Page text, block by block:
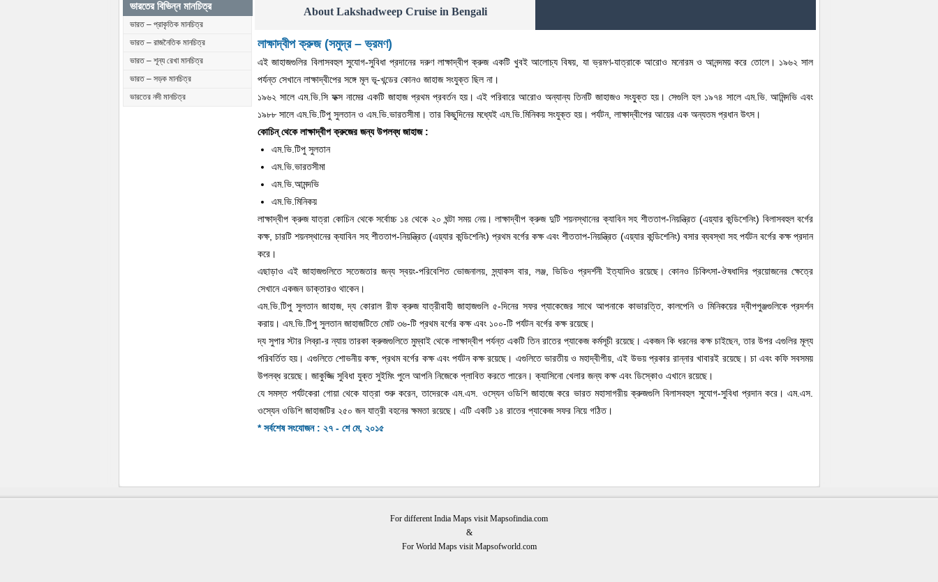
ভারতের বিভিন্ন মানচিত্র
ভারত – প্রাকৃতিক মানচিত্র
ভারত – রাজনৈতিক মানচিত্র
ভারত – শূন্য রেখা মানচিত্র
ভারত – সড়ক মানচিত্র
ভারতের নদী মানচিত্র
About Lakshadweep Cruise in Bengali
লাক্ষাদ্বীপ ক্রুজ (সমুদ্র – ভ্রমণ)
এই জাহাজগুলির বিলাসবহুল সুযোগ-সুবিধা প্রদানের দরুণ লাক্ষাদ্বীপ ক্রুজ একটি খুবই আলোচ্য বিষয়, যা ভ্রমণ-যাত্রাকে আরোও মনোরম ও আনন্দময় করে তোলে। ১৯৬২ সাল
পর্যন্ত সেখানে লাক্ষাদ্বীপের সঙ্গে মূল ভূ-খন্ডের কোনও জাহাজ সংযুক্ত ছিল না।
১৯৬২ সালে এম.ভি.সি ফক্স নামের একটি জাহাজ প্রথম প্রবর্তন হয়। এই পরিবারে আরোও অন্যান্য তিনটি জাহাজও সংযু্ক্ত হয়। সেগুলি হল ১৯৭৪ সালে এম.ভি. আমিন্দভি এবং
১৯৮৮ সালে এম.ভি.টিপু সুলতান ও এম.ভি.ভারতসীমা। তার কিছুদিনের মধ্যেই এম.ভি.মিনিকয় সংযুক্ত হয়। পর্যটন, লাক্ষাদ্বীপের আয়ের এক অন্যতম প্রধান উৎস।
কোচিন্ থেকে লাক্ষাদ্বীপ ক্রুজের জন্য উপলব্ধ জাহাজ :
এম.ভি.টিপু সুলতান
এম.ভি.ভারতসীমা
এম.ভি.আমন্দভি
এম.ভি.মিনিকয়
লাক্ষাদ্বীপ ক্রুজ যাত্রা কোচিন থেকে সর্বোচ্চ ১৪ থেকে ২০ ঘন্টা সময় নেয়। লাক্ষাদ্বীপ ক্রুজ দুটি শয়নস্থানের ক্যাবিন সহ শীততাপ-নিয়ন্ত্রিত (এয়্যার কন্ডিশেনিং) বিলাসবহুল বর্গের
কক্ষ, চারটি শয়নস্থানের ক্যাবিন সহ শীততাপ-নিয়ন্ত্রিত (এয়্যার কন্ডিশেনিং) প্রথম বর্গের কক্ষ এবং শীততাপ-নিয়ন্ত্রিত (এয়্যার কন্ডিশেনিং) বসার ব্যবস্থা সহ পর্যটন বর্গের কক্ষ প্রদান
করে।
এছাড়াও এই জাহাজগুলিতে সতেজতার জন্য স্বয়ং-পরিবেশিত ভোজনালয়, স্ন্যাকস বার, লঞ্জ, ভিডিও প্রদর্শনী ইত্যাদিও রয়েছে। কোনও চিকিৎসা-ঔষধাদির প্রয়োজনের ক্ষেত্রে
সেখানে একজন ডাক্তারও থাকেন।
এম.ভি.টিপু সুলতান জাহাজ, দ্য কোরাল রীফ ক্রুজ যাত্রীবাহী জাহাজগুলি ৫-দিনের সফর প্যাকেজের সাথে আপনাকে কাভারত্তি, কালপেনি ও মিনিকয়ের দ্বীপপুঞ্জগুলিকে প্রদর্শন
করায়। এম.ভি.টিপু সুলতান জাহাজটিতে মোট ৩৬-টি প্রথম বর্গের কক্ষ এবং ১০০-টি পর্যটন বর্গের কক্ষ রয়েছে।
দ্য সুপার স্টার লিব্রা-র ন্যায় তারকা ক্রুজগুলিতে মুম্বাই থেকে লাক্ষাদ্বীপ পর্যন্ত একটি তিন রাতের প্যাকেজ কর্মসূচী রয়েছে। একজন কি ধরনের কক্ষ চাইছেন, তার উপর এগুলির মূল্য
পরিবর্তিত হয়। এগুলিতে শোভনীয় কক্ষ, প্রথম বর্গের কক্ষ এবং পর্যটন কক্ষ রয়েছে। এগুলিতে ভারতীয় ও মহাদ্বীপীয়, এই উভয় প্রকার রান্নার খাবারই রয়েছে। চা এবং কফি সবসময়
উপলব্ধ রয়েছে। জাকুজ্জি সুবিধা যুক্ত সুইমিং পুলে আপনি নিজেকে প্লাবিত করতে পারেন। ক্যাসিনো খেলার জন্য কক্ষ এবং ডিস্কোও এখানে রয়েছে।
যে সমস্ত পর্যটকেরা গোয়া থেকে যাত্রা শুরু করেন, তাদেরকে এম.এস. ওস্যেন ওডিশি জাহাজে করে ভারত মহাসাগরীয় ক্রুজগুলি বিলাসবহুল সুযোগ-সুবিধা প্রদান করে। এম.এস.
ওস্যেন ওডিশি জাহাজটির ২৫০ জন যাত্রী বহনের ক্ষমতা রয়েছে। এটি একটি ১৪ রাতের প্যাকেজ সফর নিয়ে গঠিত।
* সর্বশেষ সংযোজন : ২৭ - শে মে, ২০১৫
For different India Maps visit Mapsofindia.com
&
For World Maps visit Mapsofworld.com